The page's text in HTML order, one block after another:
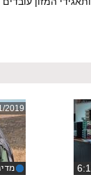
2019